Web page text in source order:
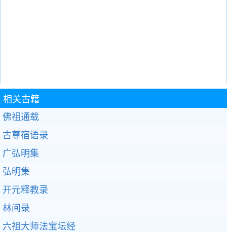
相关古籍
佛祖通载
古尊宿语录
广弘明集
弘明集
开元释教录
林间录
六祖大师法宝坛经